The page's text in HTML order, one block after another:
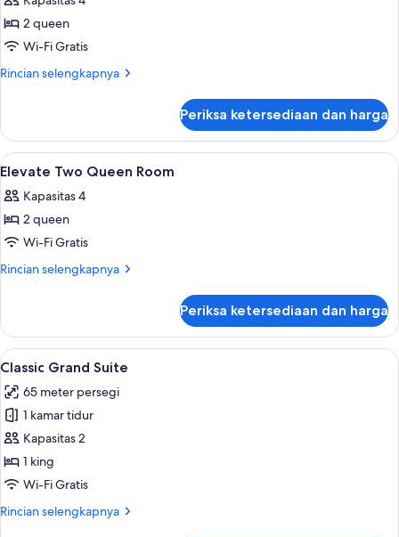
foto
untuk
Select
Two
2 queen
Wi-Fi Gratis
Rincian selengkapnya
Rincian
Select
Two
Queen
Periksa ketersediaan dan harga
Lihat
semua
foto
untuk
Elevate
Two
Seprai premium, meja kerja, tirai
4
Elevate Two Queen Room
Kapasitas 4
2 queen
Wi-Fi Gratis
Rincian selengkapnya
Rincian
Elevate
Two
Queen
Periksa ketersediaan dan harga
Lihat
semua
foto
untuk
Classic
Grand
Suite
Classic Grand Suite | Seprai
5
Classic Grand Suite
65 meter persegi
1 kamar tidur
Kapasitas 2
1 king
Wi-Fi Gratis
Rincian selengkapnya
Rincian